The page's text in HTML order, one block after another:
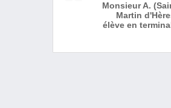
Monsieur A.
Martin
élève en